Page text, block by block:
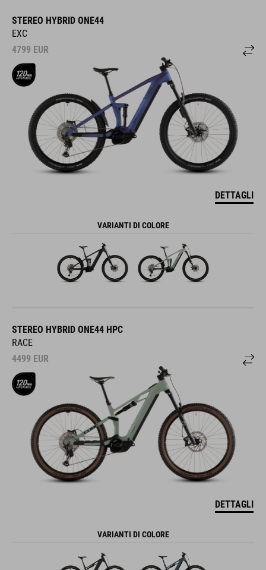
STEREO HYBRID ONE44
EXC
4799 EUR
DETTAGLI
VARIANTI DI COLORE
STEREO HYBRID ONE44 HPC
RACE
4499 EUR
DETTAGLI
VARIANTI DI COLORE